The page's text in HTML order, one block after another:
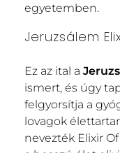
egyetemben.
Jeruzsálem
Ez az ital a
ismert, és úgy
felgyorsítja a
lovagok
nevezték Elixir